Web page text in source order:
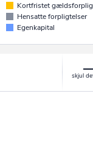
Kortfristet
Hensatte forpligtelser
Egenkapital